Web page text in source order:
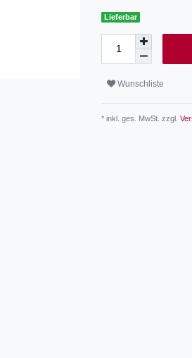
Lieferbar
Wunschliste
* inkl. ges. MwSt. zzgl.